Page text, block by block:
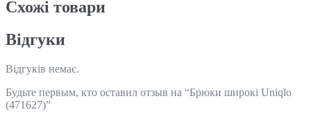
Схожi товари
Відгуки
Відгуків немає.
Будьте первым, кто оставил отзыв на “Брюки широкі Uniqlo
(471627)”